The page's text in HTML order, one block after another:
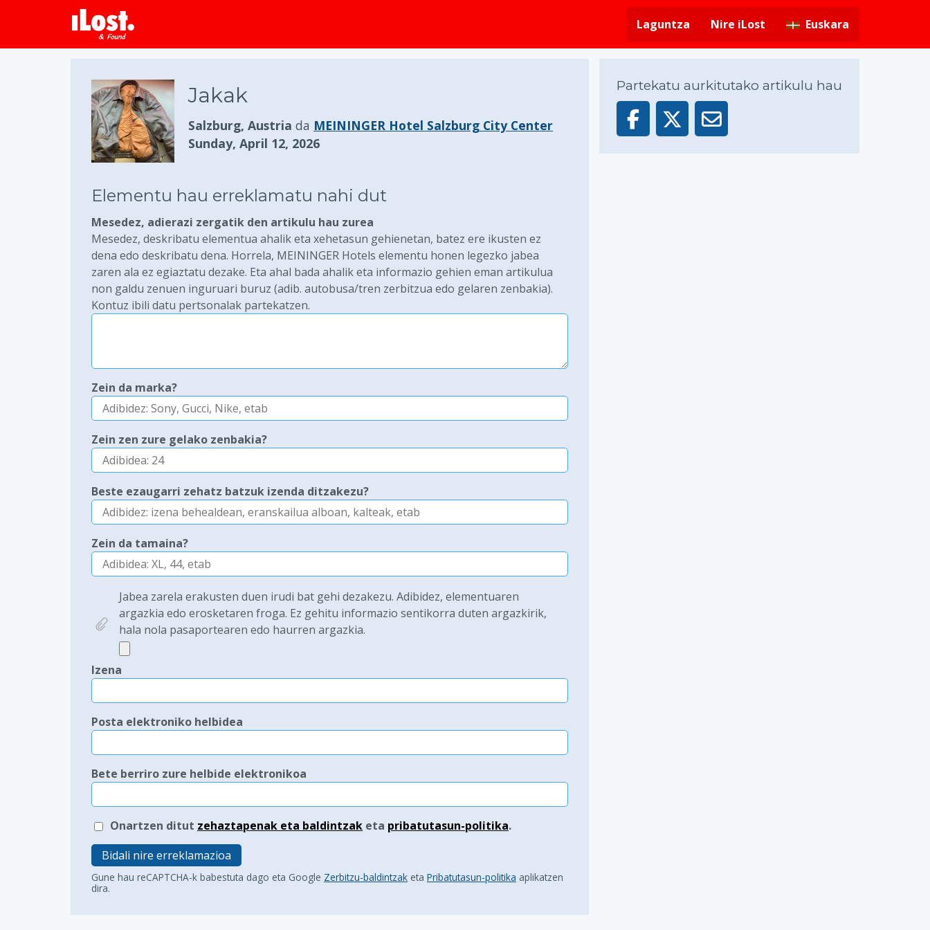
Laguntza Nire iLost Euskara
Jakak
Salzburg, Austria da MEININGER Hotel Salzburg City Center
Sunday, April 12, 2026
Elementu hau erreklamatu nahi dut
Mesedez, adierazi zergatik den artikulu hau zurea
Mesedez, deskribatu elementua ahalik eta xehetasun gehienetan, batez ere ikusten ez
dena edo deskribatu dena. Horrela, MEININGER Hotels elementu honen legezko jabea
zaren ala ez egiaztatu dezake. Eta ahal bada ahalik eta informazio gehien eman artikulua
non galdu zenuen inguruari buruz (adib. autobusa/tren zerbitzua edo gelaren zenbakia).
Kontuz ibili datu pertsonalak partekatzen.
Zein da marka?
Zein zen zure gelako zenbakia?
Beste ezaugarri zehatz batzuk izenda ditzakezu?
Zein da tamaina?
Jabea zarela erakusten duen irudi bat gehi dezakezu. Adibidez, elementuaren
argazkia edo erosketaren froga. Ez gehitu informazio sentikorra duten argazkirik,
hala nola pasaportearen edo haurren argazkia.
Izena
Posta elektroniko helbidea
Bete berriro zure helbide elektronikoa
Onartzen ditut zehaztapenak eta baldintzak eta pribatutasun-politika.
Bidali nire erreklamazioa
Gune hau reCAPTCHA-k babestuta dago eta Google Zerbitzu-baldintzak eta Pribatutasun-politika aplikatzen
dira.
Partekatu aurkitutako artikulu hau